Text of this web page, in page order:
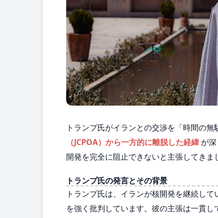
トランプ氏がイランとの交渉を「時間の
（JCPOA）から一方的に離脱した経緯 が
開発を完全に阻止できないと主張してきま
トランプ氏の発言とその背景
トランプ氏は、イランが核開発を継続し
を強く批判しています。彼の主張は一貫